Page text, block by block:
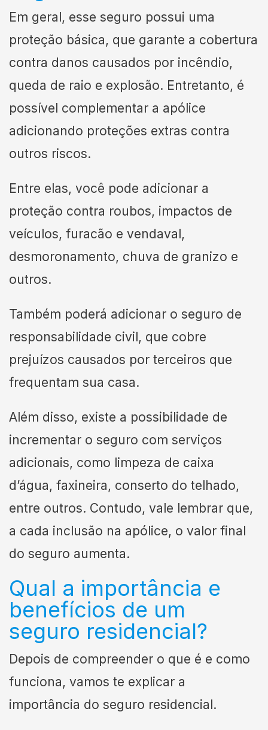
Em geral, esse seguro possui uma
proteção básica, que garante a cobertura
contra danos causados por incêndio,
queda de raio e explosão. Entretanto, é
possível complementar a apólice
adicionando proteções extras contra
outros riscos.
Entre elas, você pode adicionar a
proteção contra roubos, impactos de
veículos, furacão e vendaval,
desmoronamento, chuva de granizo e
outros.
Também poderá adicionar o seguro de
responsabilidade civil, que cobre
prejuízos causados por terceiros que
frequentam sua casa.
Além disso, existe a possibilidade de
incrementar o seguro com serviços
adicionais, como limpeza de caixa
d’água, faxineira, conserto do telhado,
entre outros. Contudo, vale lembrar que,
a cada inclusão na apólice, o valor final
do seguro aumenta.
Qual a importância e
benefícios de um
seguro residencial?
Depois de compreender o que é e como
funciona, vamos te explicar a
importância do seguro residencial.